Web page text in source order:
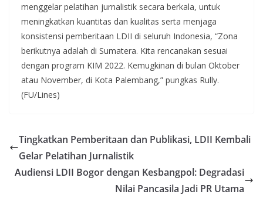
menggelar pelatihan jurnalistik secara berkala, untuk
meningkatkan kuantitas dan kualitas serta menjaga
konsistensi pemberitaan LDII di seluruh Indonesia, “Zona
berikutnya adalah di Sumatera. Kita rencanakan sesuai
dengan program KIM 2022. Kemugkinan di bulan Oktober
atau November, di Kota Palembang,” pungkas Rully.
(FU/Lines)
Tingkatkan Pemberitaan dan Publikasi, LDII Kembali
Gelar Pelatihan Jurnalistik
Audiensi LDII Bogor dengan Kesbangpol: Degradasi
Nilai Pancasila Jadi PR Utama